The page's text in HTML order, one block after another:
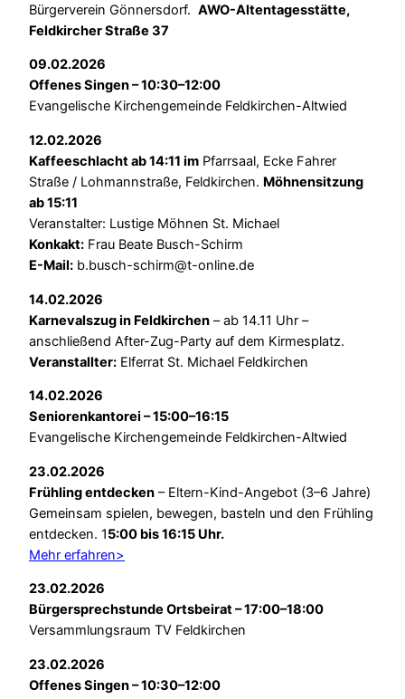
Bürgerverein Gönnersdorf. AWO-Altentagesstätte,
Feldkircher Straße 37
09.02.2026
Offenes Singen – 10:30–12:00
Evangelische Kirchengemeinde Feldkirchen-Altwied
12.02.2026
Kaffeeschlacht ab 14:11 im Pfarrsaal, Ecke Fahrer
Straße / Lohmannstraße, Feldkirchen. Möhnensitzung
ab 15:11
Veranstalter: Lustige Möhnen St. Michael
Konkakt: Frau Beate Busch-Schirm
E-Mail: b.busch-schirm@t-online.de
14.02.2026
Karnevalszug in Feldkirchen – ab 14.11 Uhr –
anschließend After-Zug-Party auf dem Kirmesplatz.
Veranstallter: Elferrat St. Michael Feldkirchen
14.02.2026
Seniorenkantorei – 15:00–16:15
Evangelische Kirchengemeinde Feldkirchen-Altwied
23.02.2026
Frühling entdecken – Eltern-Kind-Angebot (3–6 Jahre)
Gemeinsam spielen, bewegen, basteln und den Frühling
entdecken. 15:00 bis 16:15 Uhr.
Mehr erfahren>
23.02.2026
Bürgersprechstunde Ortsbeirat – 17:00–18:00
Versammlungsraum TV Feldkirchen
23.02.2026
Offenes Singen – 10:30–12:00